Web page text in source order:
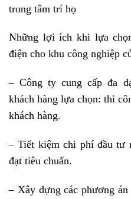
trong tâm trí họ
Những lợi ích khi lựa
điện cho khu công nghiệp
– Công ty cung cấp đa
khách hàng lựa chọn: thi
khách hàng.
– Tiết kiệm chi phí đầu tư
đạt tiêu chuẩn.
– Xây dựng các phương